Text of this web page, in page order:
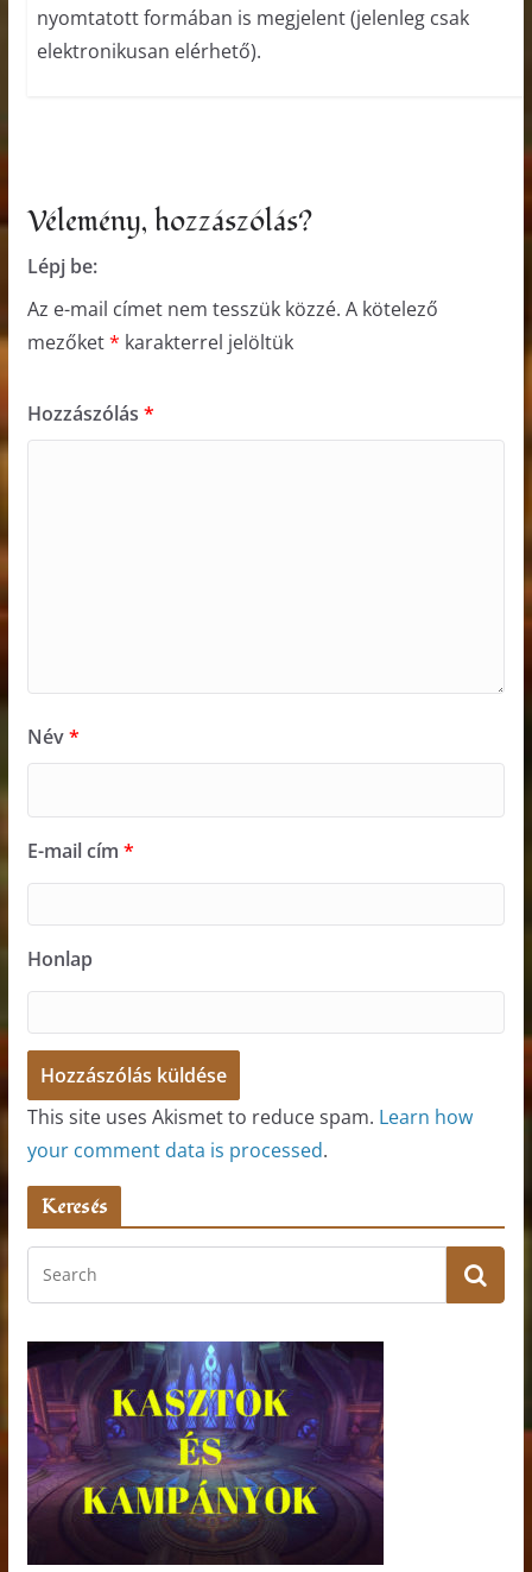
nyomtatott formában is megjelent (jelenleg csak
elektronikusan elérhető).
Vélemény, hozzászólás?
Lépj be:
Az e-mail címet nem tesszük közzé. A kötelező
mezőket* karakterrel jelöltük
Hozzászólás *
Név*
E-mail cím *
Honlap
This site uses Akismet to reduce spam. Learn how
your comment data is processed.
Keresés